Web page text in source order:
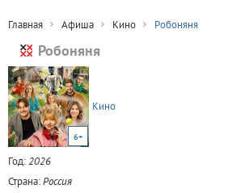
Главная Афиша Кино Робоняня
Робоняня
6+
Кино
Год:2026
Страна:Россия